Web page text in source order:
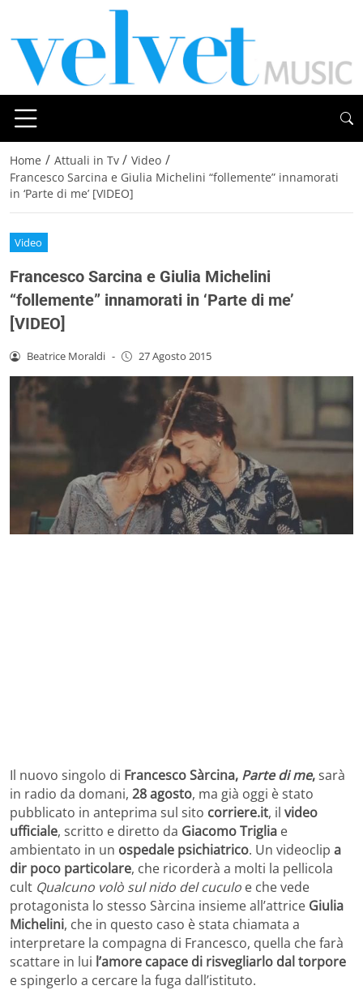
Home / Attuali in Tv / Video /
Francesco Sarcina e Giulia Michelini “follemente” innamorati
in ‘Parte di me’ [VIDEO]
Video
Francesco Sarcina e Giulia Michelini
“follemente” innamorati in ‘Parte di me’
[VIDEO]
Beatrice Moraldi - 27 Agosto 2015
Il nuovo singolo di Francesco Sàrcina, Parte di me,sarà
in radio da domani, 28 agosto, ma già oggi è stato
pubblicato in anteprima sul sito corriere.it, il video
ufficiale, scritto e diretto da Giacomo Triglia e
ambientato in un ospedale psichiatrico. Un videoclip a
dir poco particolare, che ricorderà a molti la pellicola
cult Qualcuno volò sul nido del cuculo e che vede
protagonista lo stesso Sàrcina insieme all’attrice Giulia
Michelini, che in questo caso è stata chiamata a
interpretare la compagna di Francesco, quella che farà
scattare in lui l’amore capace di risvegliarlo dal torpore
e spingerlo a cercare la fuga dall’istituto.